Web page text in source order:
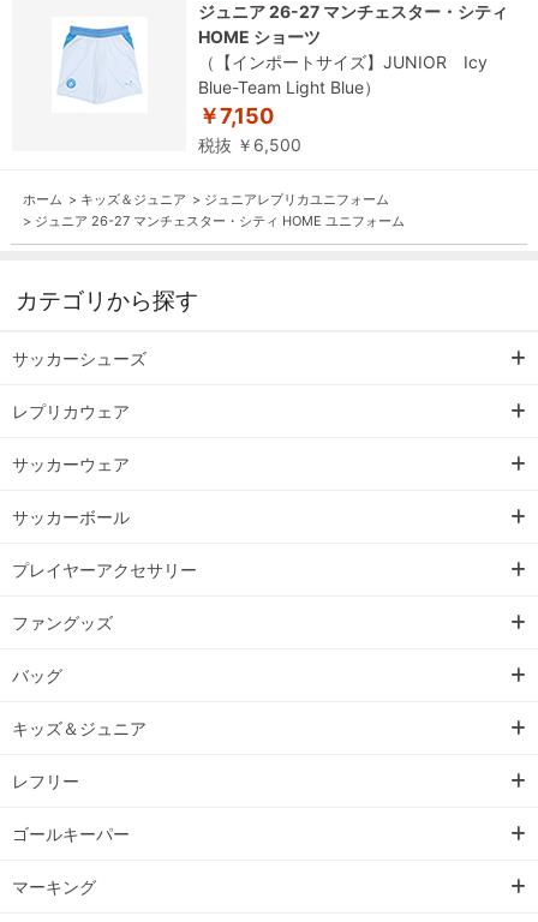
ジュニア 26-27 マンチェスター・シティ
HOME ショーツ
（【インポートサイズ】JUNIOR Icy
Blue-Team Light Blue）
￥7,150
税抜 ￥6,500
ホーム > キッズ＆ジュニア > ジュニアレプリカユニフォーム
> ジュニア 26-27 マンチェスター・シティ HOME ユニフォーム
カテゴリから探す
サッカーシューズ
レプリカウェア
サッカーウェア
サッカーボール
プレイヤーアクセサリー
ファングッズ
バッグ
キッズ＆ジュニア
レフリー
ゴールキーパー
マーキング